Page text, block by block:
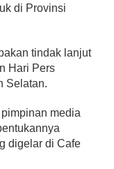
di Provinsi
tindak lanjut
Hari Pers
Selatan.
media
digelar di Cafe